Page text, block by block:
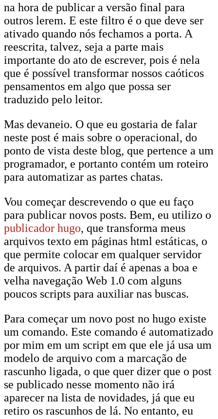
na hora de publicar a versão final para
outros lerem. E este filtro é o que deve ser
ativado quando nós fechamos a porta. A
reescrita, talvez, seja a parte mais
importante do ato de escrever, pois é nela
que é possível transformar nossos caóticos
pensamentos em algo que possa ser
traduzido pelo leitor.
Mas devaneio. O que eu gostaria de falar
neste post é mais sobre o operacional, do
ponto de vista deste blog, que pertence a um
programador, e portanto contém um roteiro
para automatizar as partes chatas.
Vou começar descrevendo o que eu faço
para publicar novos posts. Bem, eu utilizo o
publicador hugo, que transforma meus
arquivos texto em páginas html estáticas, o
que permite colocar em qualquer servidor
de arquivos. A partir daí é apenas a boa e
velha navegação Web 1.0 com alguns
poucos scripts para auxiliar nas buscas.
Para começar um novo post no hugo existe
um comando. Este comando é automatizado
por mim em um script em que ele já usa um
modelo de arquivo com a marcação de
rascunho ligada, o que quer dizer que o post
se publicado nesse momento não irá
aparecer na lista de novidades, já que eu
retiro os rascunhos de lá. No entanto, eu